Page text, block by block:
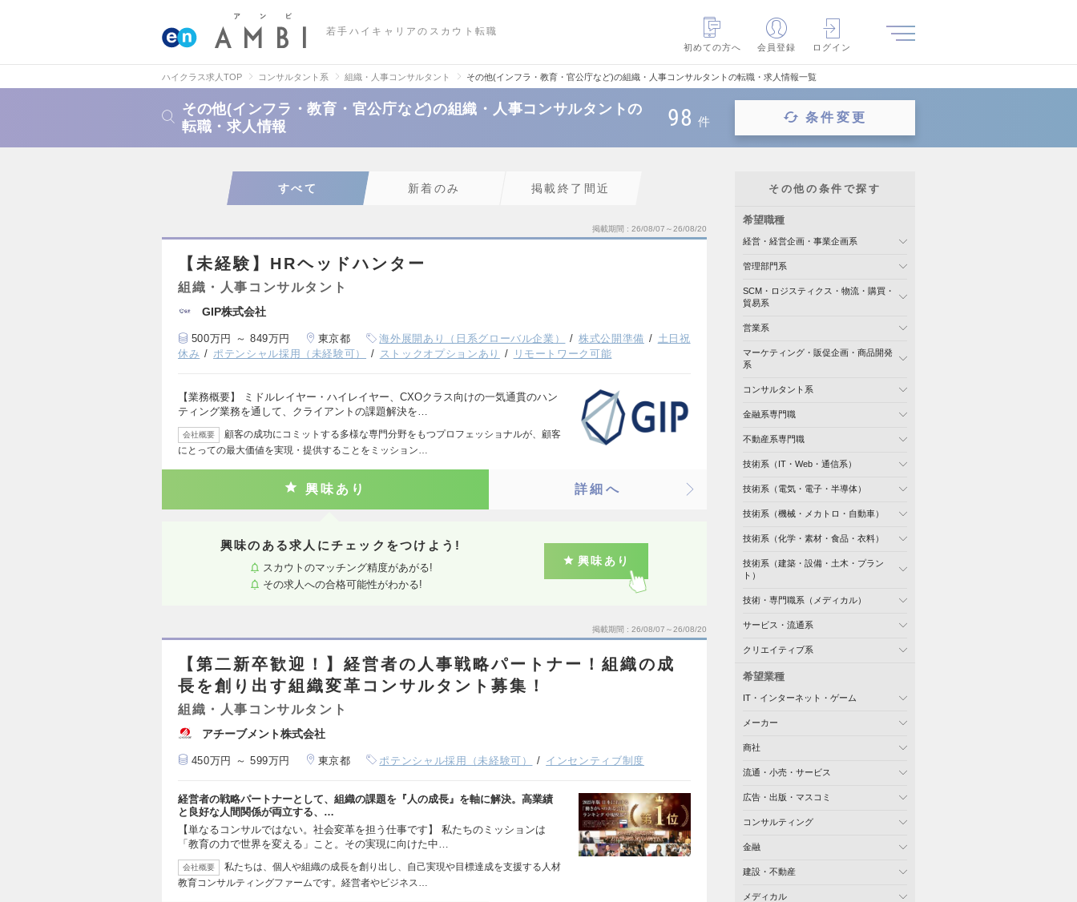
若手ハイキャリアのスカウト転職
初めての方へ
会員登録 ログイン
ハイクラス求人TOP コンサルタント系 組織・人事コンサルタント その他(インフラ・教育・官公庁など)の組織・人事コンサルタントの転職・求人情報一覧
その他(インフラ・教育・官公庁など)の組織・人事コンサルタントの
転職・求人情報
98 件 条件変更
すべて 新着のみ 掲載終了間近
掲載期間 26/08/07～26/08/20
【未経験】HRヘッドハンター
組織・人事コンサルタント
GIP株式会社
500万円 ～ 849万円 東京都 海外展開あり（日系グローバル企業） 株式公開準備
土日祝
休み
ポテンシャル採用（未経験可） ストックオプションあり リモートワーク可能
【業務概要】 ミドルレイヤー・ハイレイヤー、CXOクラス向けの一気通貫のハン
ティング業務を通して、クライアントの課題解決を…
会社概要
顧客の成功にコミットする多様な専門分野をもつプロフェッショナルが、顧客
にとっての最大価値を実現・提供することをミッション…
興味あり 詳細へ
興味のある求人にチェックをつけよう!
スカウトのマッチング精度があがる!
その求人への合格可能性がわかる!
興味あり
掲載期間 26/08/07～26/08/20
【第二新卒歓迎！】経営者の人事戦略パートナー！組織の成
長を創り出す組織変革コンサルタント募集！
組織・人事コンサルタント
アチーブメント株式会社
450万円 ～ 599万円 東京都 ポテンシャル採用（未経験可） インセンティブ制度
経営者の戦略パートナーとして、組織の課題を『人の成長』を軸に解決。高業績
と良好な人間関係が両立する、…
【単なるコンサルではない。社会変革を担う仕事です】 私たちのミッションは
「教育の力で世界を変える」こと。その実現に向けた中…
会社概要
私たちは、個人や組織の成長を創り出し、自己実現や目標達成を支援する人材
教育コンサルティングファームです。経営者やビジネス…
その他の条件で探す
希望職種
経営・経営企画・事業企画系
管理部門系
SCM・ロジスティクス・物流・購買・
貿易系
営業系
マーケティング・販促企画・商品開発
系
コンサルタント系
金融系専門職
不動産系専門職
技術系（IT・Web・通信系）
技術系（電気・電子・半導体）
技術系（機械・メカトロ・自動車）
技術系（化学・素材・食品・衣料）
技術系（建築・設備・土木・プラン
ト）
技術・専門職系（メディカル）
サービス・流通系
クリエイティブ系
希望業種
IT・インターネット・ゲーム
メーカー
商社
流通・小売・サービス
広告・出版・マスコミ
コンサルティング
金融
建設・不動産
メディカル